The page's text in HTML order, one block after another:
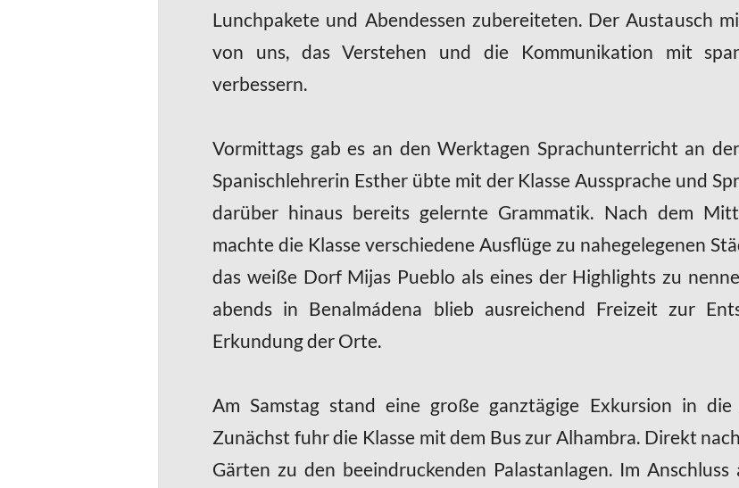
Lunchpakete und Abendessen zubereiteten. Der Austausch
von uns, das Verstehen und die Kommunikation mit
verbessern.
Vormittags gab es an den Werktagen Sprachunterricht an
Spanischlehrerin Esther übte mit der Klasse Aussprache und
darüber hinaus bereits gelernte Grammatik. Nach dem
machte die Klasse verschiedene Ausflüge zu nahegelegenen
das weiße Dorf Mijas Pueblo als eines der Highlights zu
abends in Benalmádena blieb ausreichend Freizeit zur
Erkundung der Orte.
Am Samstag stand eine große ganztägige Exkursion in
Zunächst fuhr die Klasse mit dem Bus zur Alhambra. Direkt
Gärten zu den beeindruckenden Palastanlagen. Im